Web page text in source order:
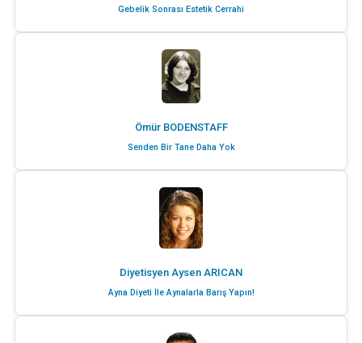
Gebelik Sonrası Estetik Cerrahi
Ömür BODENSTAFF
Senden Bir Tane Daha Yok
Diyetisyen Aysen ARICAN
Ayna Diyeti İle Aynalarla Barış Yapın!